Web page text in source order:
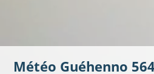
Météo Guéhenno